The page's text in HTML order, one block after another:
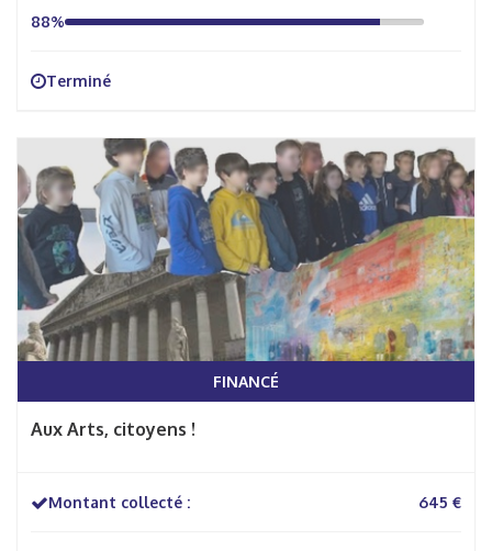
88%
Terminé
FINANCÉ
Aux Arts, citoyens !
Montant collecté : 645 €